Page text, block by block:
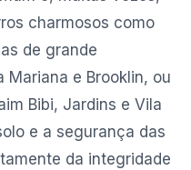
charmosos como
de grande
e Brooklin, ou
Bibi, Jardins e Vila
e a segurança das
da integridade